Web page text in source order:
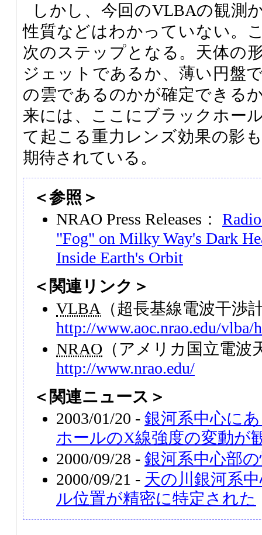
しかし、今回のVLBAの観測
性質などはわかっていない。
次のステップとなる。天体の
ジェットであるか、薄い円盤
の雲であるのかが確定できる
来には、ここにブラックホー
て起こる重力レンズ効果の影
期待されている。
＜参照＞
NRAO Press Releases：
"Fog" on Milky Way's Dark
Inside Earth's Orbit
＜関連リンク＞
VLBA （超長基線電波干渉
http://www.aoc.nrao.edu/vlba/
NRAO （アメリカ国立電波
http://www.nrao.edu/
＜関連ニュース＞
2003/01/20 - 銀河系中心に
ホールのX線強度の変動が
2000/09/28 - 銀河系中心部
2000/09/21 - 天の川銀河系
ル位置が精密に特定された